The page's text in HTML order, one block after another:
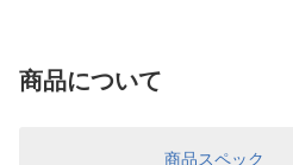
商品について
商品スペック